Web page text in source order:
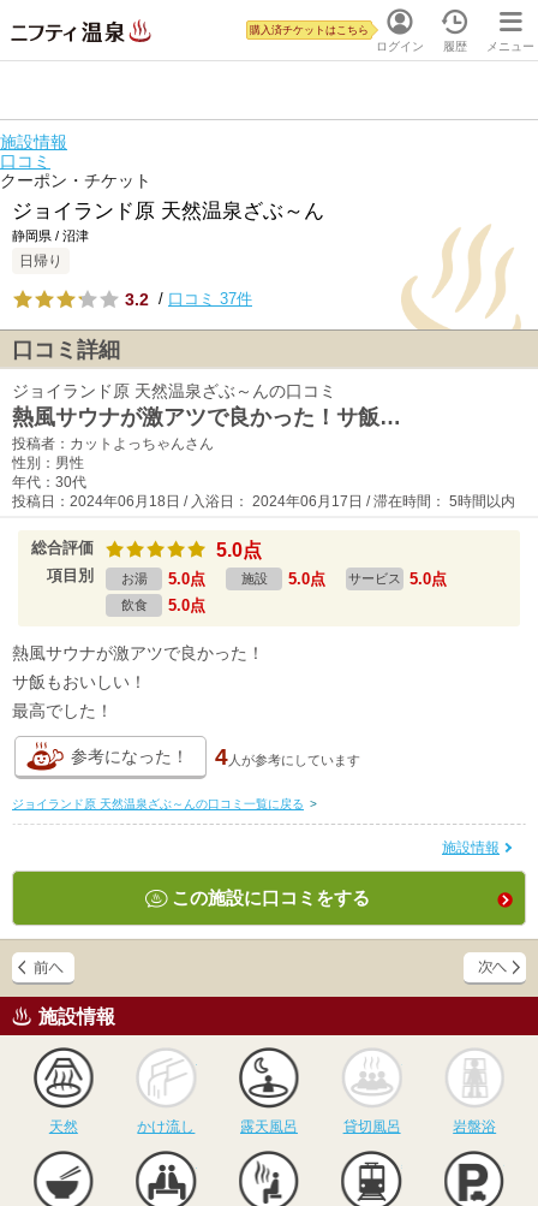
ログイン
購入済チケットはこちら
履歴 メニュー
施設情報
口コミ
クーポン・チケット
ジョイランド原 天然温泉ざぶ～ん
静岡県 / 沼津
日帰り
3.2 / 口コミ 37件
口コミ詳細
ジョイランド原 天然温泉ざぶ～んの口コミ
熱風サウナが激アツで良かった！サ飯…
投稿者：カットよっちゃんさん
性別：男性
年代：30代
投稿日：2024年06月18日 / 入浴日： 2024年06月17日 / 滞在時間： 5時間以内
総合評価 5.0点
項目別 お湯 5.0点 施設 5.0点 サービス 5.0点
飲食 5.0点
熱風サウナが激アツで良かった！
サ飯もおいしい！
最高でした！
参考になった！ 4人が参考にしています
ジョイランド原 天然温泉ざぶ～んの口コミ一覧に戻る >
施設情報
この施設に口コミをする
施設情報
天然
かけ流し
かけ流し
露天風呂
露天風呂
貸切風呂
貸切風呂 岩盤浴
サウナ